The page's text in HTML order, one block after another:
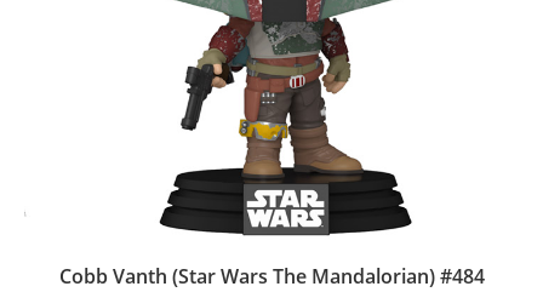
Cobb Vanth (Star Wars The Mandalorian) #484